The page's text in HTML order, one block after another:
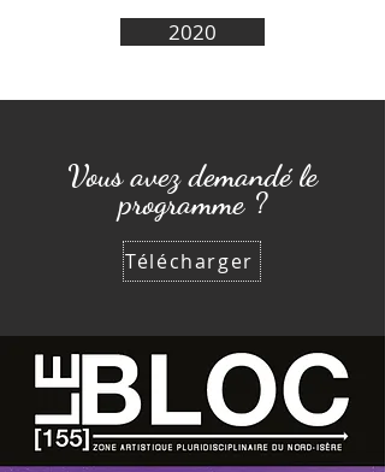
2020
Vous avez demandé le
programme ?
Télécharger